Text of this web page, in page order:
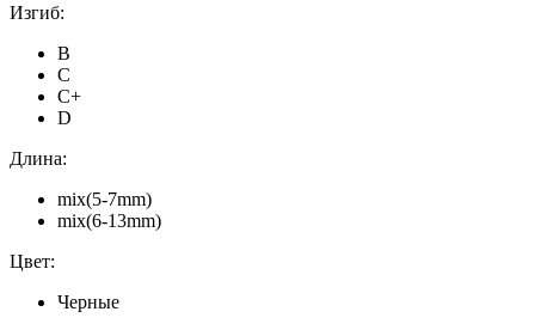
Изгиб:
B
C
C+
D
Длина:
mix(5-7mm)
mix(6-13mm)
Цвет:
Черные